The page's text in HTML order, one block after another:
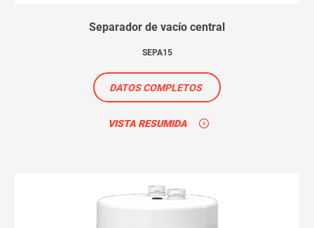
Separador de vacío central
SEPA15
DATOS COMPLETOS
VISTA RESUMIDA